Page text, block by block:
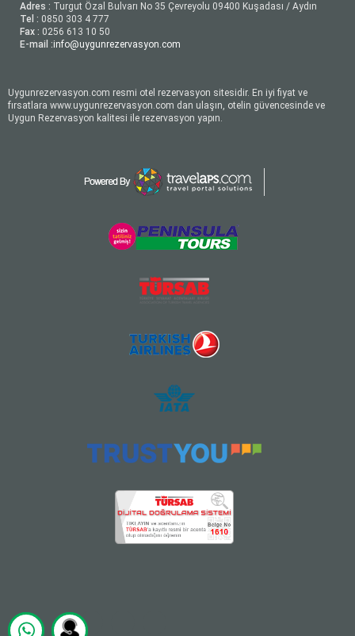
Adres : Turgut Özal Bulvarı No 35 Çevreyolu 09400 Kuşadası / Aydın
Tel : 0850 303 4 777
Fax : 0256 613 10 50
E-mail :info@uygunrezervasyon.com
Uygunrezervasyon.com resmi otel rezervasyon sitesidir. En iyi fiyat ve
fırsatlara www.uygunrezervasyon.com dan ulaşın, otelin güvencesinde ve
Uygun Rezervasyon kalitesi ile rezervasyon yapın.